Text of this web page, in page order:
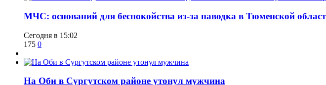
​МЧС: оснований для беспокойства из-за паводка в Тюменской
Сегодня в 15:02
175 0
​На Оби в Сургутском районе утонул мужчина